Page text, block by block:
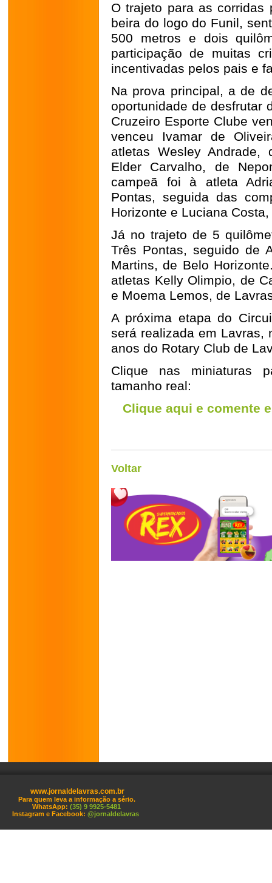
O trajeto para as
beira do logo do Funil,
500 metros e dois
participação de muitas
incentivadas pelos pais e
Na prova principal, a de
oportunidade de desfrutar
Cruzeiro Esporte Clube
venceu Ivamar de
atletas Wesley
Elder Carvalho, de
campeã foi à atleta
Pontas, seguida das
Horizonte e Luciana
Já no trajeto de 5
Três Pontas, seguido de
Martins, de Belo
atletas Kelly Olimpio, de
e Moema Lemos, de
A próxima etapa do
será realizada em Lavras,
anos do Rotary Club de
Clique nas miniaturas
tamanho real:
Clique aqui e comente
Voltar
www.jornaldelavras.com.br
Para quem leva a informação a sério.
WhatsApp: (35) 9 9925-5481
Instagram e Facebook: @jornaldelavras